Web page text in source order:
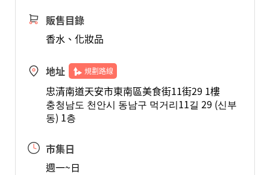
販售目錄
香水、化妝品
地址 規劃路線
忠清南道天安市東南區美食街11街29 1樓
충청남도 천안시 동남구 먹거리11길 29 (신부
동) 1층
市集日
週一~日